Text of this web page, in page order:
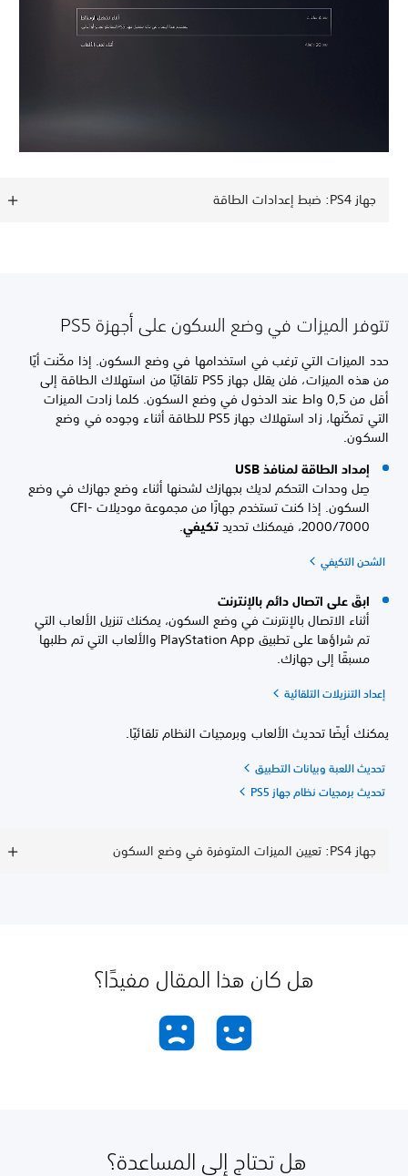
جهاز PS4: ضبط إعدادات الطاقة
تتوفر الميزات في وضع السكون على أجهزة PS5
حدد الميزات التي ترغب في استخدامها في وضع السكون. إذا مكّنت أيًا
من هذه الميزات، فلن يقلل جهاز PS5 تلقائيًا من استهلاك الطاقة إلى
أقل من 0,5 واط عند الدخول في وضع السكون. كلما زادت الميزات
التي تمكّنها، زاد استهلاك جهاز PS5 للطاقة أثناء وجوده في وضع
السكون.
إمداد الطاقة لمنافذ USB
صِل وحدات التحكم لديك بجهازك لشحنها أثناء وضع جهازك في وضع
السكون. إذا كنت تستخدم جهازًا من مجموعة موديلات CFI-
2000/7000، فيمكنك تحديد
تكيفي.
الشحن التكيفي
ابقَ على اتصال دائم بالإنترنت
أثناء الاتصال بالإنترنت في وضع السكون، يمكنك تنزيل الألعاب التي
تم شراؤها على تطبيق PlayStation App والألعاب التي تم طلبها
مسبقًا إلى جهازك.
إعداد التنزيلات التلقائية
يمكنك أيضًا تحديث الألعاب وبرمجيات النظام تلقائيًا.
تحديث اللعبة وبيانات التطبيق
تحديث برمجيات نظام جهاز PS5
جهاز PS4: تعيين الميزات المتوفرة في وضع السكون
هل كان هذا المقال مفيدًا؟
هل تحتاج إلى المساعدة؟